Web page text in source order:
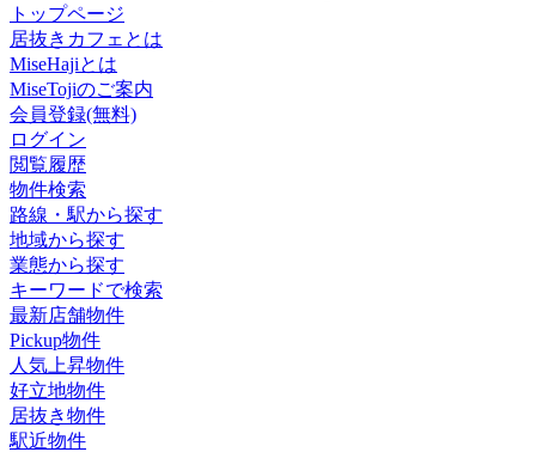
トップページ
居抜きカフェとは
MiseHajiとは
MiseTojiのご案内
会員登録(無料)
ログイン
閲覧履歴
物件検索
路線・駅から探す
地域から探す
業態から探す
キーワードで検索
最新店舗物件
Pickup物件
人気上昇物件
好立地物件
居抜き物件
駅近物件